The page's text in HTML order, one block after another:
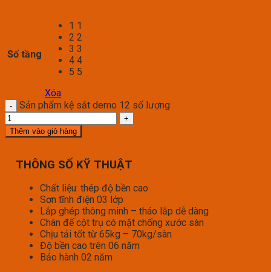
Số tầng
1 1
2 2
3 3
4 4
5 5
Xóa
Sản phẩm kệ sắt demo 12 số lượng
Thêm vào giỏ hàng
THÔNG SỐ KỸ THUẬT
Chất liệu: thép độ bền cao
Sơn tĩnh điện 03 lớp
Lắp ghép thông minh – tháo lắp dễ dàng
Chân đế cột trụ có mặt chống xước sàn
Chịu tải tốt từ 65kg – 70kg/sàn
Độ bền cao trên 06 năm
Bảo hành 02 năm